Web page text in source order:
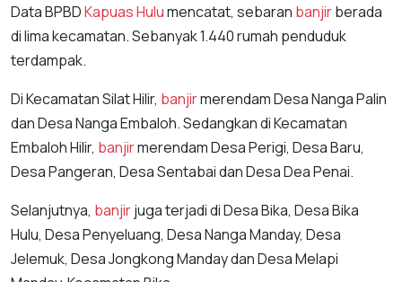
Data BPBDKapuas Hulumencatat, sebaran banjirberada
di lima kecamatan. Sebanyak 1.440 rumah penduduk
terdampak.
Di Kecamatan Silat Hilir, banjirmerendam Desa Nanga Palin
dan Desa Nanga Embaloh. Sedangkan di Kecamatan
Embaloh Hilir, banjirmerendam Desa Perigi, Desa Baru,
Desa Pangeran, Desa Sentabai dan Desa Dea Penai.
Selanjutnya, banjirjuga terjadi di Desa Bika, Desa Bika
Hulu, Desa Penyeluang, Desa Nanga Manday, Desa
Jelemuk, Desa Jongkong Manday dan Desa Melapi